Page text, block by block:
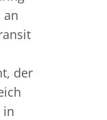
an
der
in